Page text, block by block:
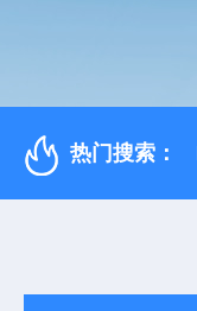
热门搜索：